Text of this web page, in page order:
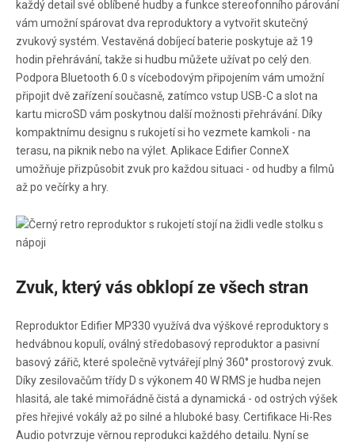
každý detail své oblíbené hudby a funkce stereofonního párování
vám umožní spárovat dva reproduktory a vytvořit skutečný
zvukový systém. Vestavěná dobíjecí baterie poskytuje až 19
hodin přehrávání, takže si hudbu můžete užívat po celý den.
Podpora Bluetooth 6.0 s vícebodovým připojením vám umožní
připojit dvě zařízení současně, zatímco vstup USB-C a slot na
kartu microSD vám poskytnou další možnosti přehrávání. Díky
kompaktnímu designu s rukojetí si ho vezmete kamkoli - na
terasu, na piknik nebo na výlet. Aplikace Edifier ConneX
umožňuje přizpůsobit zvuk pro každou situaci - od hudby a filmů
až po večírky a hry.
Zvuk, který vás obklopí ze všech stran
Reproduktor Edifier MP330 využívá dva výškové reproduktory s
hedvábnou kopulí, oválný středobasový reproduktor a pasivní
basový zářič, které společně vytvářejí plný 360° prostorový zvuk.
Díky zesilovačům třídy D s výkonem 40 W RMS je hudba nejen
hlasitá, ale také mimořádně čistá a dynamická - od ostrých výšek
přes hřejivé vokály až po silné a hluboké basy. Certifikace Hi-Res
Audio potvrzuje věrnou reprodukci každého detailu. Nyní se